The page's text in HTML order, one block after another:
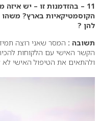
11 – בהזדמנות זו – יש
הקוסמטיקאיות בארץ?
להן ?
תשובה : המסר שאני רוצה
הקשר האישי עם הלקוחות
ולהתאים את הטיפול האישי לא